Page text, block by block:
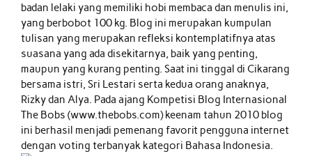
badan lelaki yang memiliki hobi membaca dan menulis ini,
yang berbobot 100 kg. Blog ini merupakan kumpulan
tulisan yang merupakan refleksi kontemplatifnya atas
suasana yang ada disekitarnya, baik yang penting,
maupun yang kurang penting. Saat ini tinggal di Cikarang
bersama istri, Sri Lestari serta kedua orang anaknya,
Rizky dan Alya. Pada ajang Kompetisi Blog Internasional
The Bobs (www.thebobs.com) keenam tahun 2010 blog
ini berhasil menjadi pemenang favorit pengguna internet
dengan voting terbanyak kategori Bahasa Indonesia.